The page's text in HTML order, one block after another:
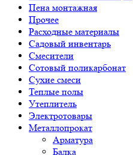
Пена монтажная
Прочее
Расходные материалы
Садовый инвентарь
Смесители
Сотовый поликарбонат
Сухие смеси
Теплые полы
Утеплитель
Электротовары
Металлопрокат
Арматура
Балка